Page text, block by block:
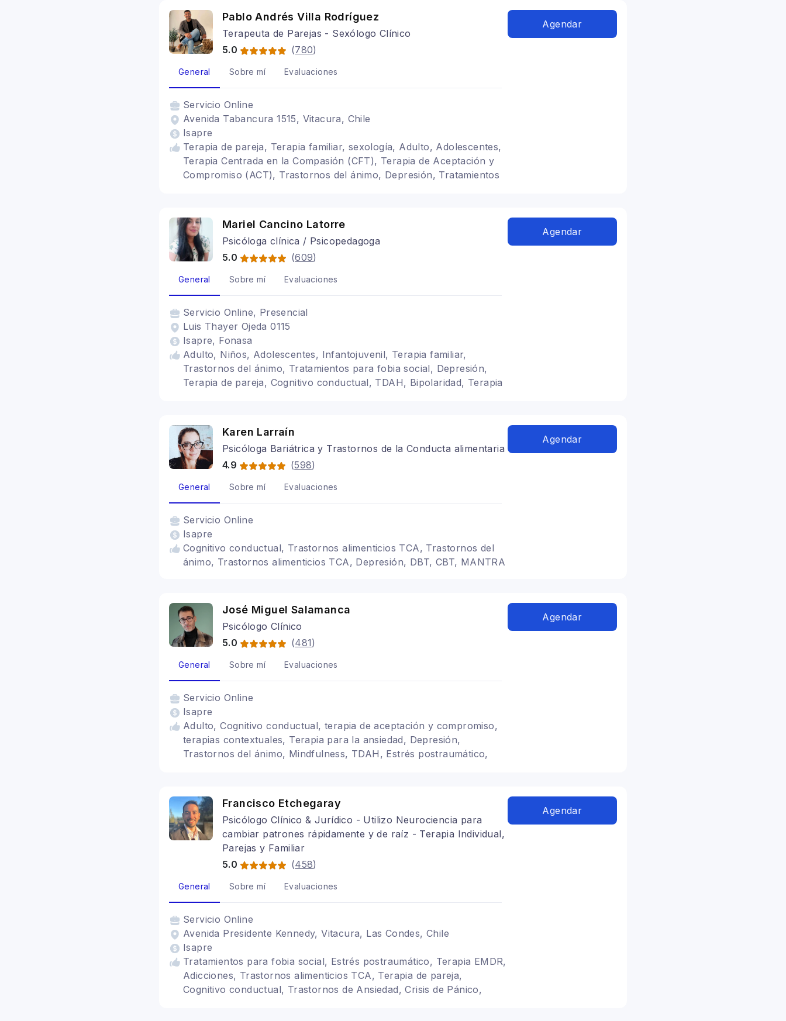
Estrés postraumático, Terapia para la ansiedad, Terapia familiar,
Cognitivo conductual
Pablo Andrés Villa Rodríguez
Terapeuta de Parejas - Sexólogo Clínico
5.0
(780)
General Sobre mí Evaluaciones
Servicio Online
Avenida Tabancura 1515, Vitacura, Chile
Isapre
Terapia de pareja, Terapia familiar, sexología, Adulto, Adolescentes,
Terapia Centrada en la Compasión (CFT), Terapia de Aceptación y
Compromiso (ACT), Trastornos del ánimo, Depresión, Tratamientos
Agendar
Mariel Cancino Latorre
Psicóloga clínica / Psicopedagoga
5.0
(609)
General Sobre mí Evaluaciones
Servicio Online, Presencial
Luis Thayer Ojeda 0115
Isapre, Fonasa
Adulto, Niños, Adolescentes, Infantojuvenil, Terapia familiar,
Trastornos del ánimo, Tratamientos para fobia social, Depresión,
Terapia de pareja, Cognitivo conductual, TDAH, Bipolaridad, Terapia
Agendar
Karen Larraín
Psicóloga Bariátrica y Trastornos de la Conducta alimentaria
4.9
(598)
General Sobre mí Evaluaciones
Servicio Online
Isapre
Cognitivo conductual, Trastornos alimenticios TCA, Trastornos del
ánimo, Trastornos alimenticios TCA, Depresión, DBT, CBT, MANTRA
Agendar
José Miguel Salamanca
Psicólogo Clínico
5.0
(481)
General Sobre mí Evaluaciones
Servicio Online
Isapre
Adulto, Cognitivo conductual, terapia de aceptación y compromiso,
terapias contextuales, Terapia para la ansiedad, Depresión,
Trastornos del ánimo, Mindfulness, TDAH, Estrés postraumático,
Agendar
Francisco Etchegaray
Psicólogo Clínico & Jurídico - Utilizo Neurociencia para
cambiar patrones rápidamente y de raíz - Terapia Individual,
Parejas y Familiar
5.0
(458)
General Sobre mí Evaluaciones
Servicio Online
Avenida Presidente Kennedy, Vitacura, Las Condes, Chile
Isapre
Tratamientos para fobia social, Estrés postraumático, Terapia EMDR,
Adicciones, Trastornos alimenticios TCA, Terapia de pareja,
Cognitivo conductual, Trastornos de Ansiedad, Crisis de Pánico,
Agendar